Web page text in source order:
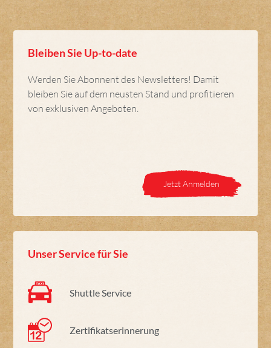
Bleiben Sie Up-to-date
Werden Sie Abonnent des Newsletters! Damit
bleiben Sie auf dem neusten Stand und profitieren
von exklusiven Angeboten.
Jetzt Anmelden
Unser Service für Sie
Shuttle Service
Zertifikatserinnerung